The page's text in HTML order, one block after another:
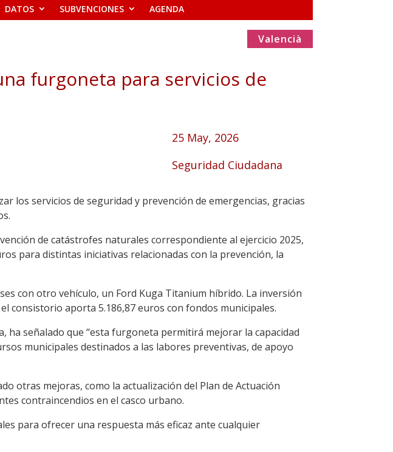
DATOS SUBVENCIONES AGENDA
Valencià
furgoneta para servicios de
25 May, 2026
Seguridad Ciudadana
los servicios de seguridad y prevención de emergencias, gracias
de catástrofes naturales correspondiente al ejercicio 2025,
para distintas iniciativas relacionadas con la prevención, la
con otro vehículo, un Ford Kuga Titanium híbrido. La inversión
consistorio aporta 5.186,87 euros con fondos municipales.
ha señalado que “esta furgoneta permitirá mejorar la capacidad
municipales destinados a las labores preventivas, de apoyo
otras mejoras, como la actualización del Plan de Actuación
contraincendios en el casco urbano.
para ofrecer una respuesta más eficaz ante cualquier